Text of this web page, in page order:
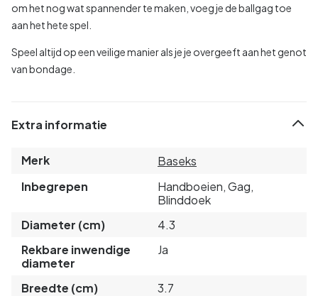
om het nog wat spannender te maken, voeg je de ballgag toe
aan het hete spel.
Speel altijd op een veilige manier als je je overgeeft aan het genot
van bondage.
Extra informatie
Merk
Baseks
Inbegrepen
Handboeien, Gag,
Blinddoek
Diameter (cm)
4.3
Rekbare inwendige
diameter
Ja
Breedte (cm)
3.7